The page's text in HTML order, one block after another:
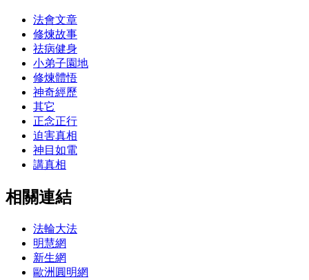
法會文章
修煉故事
祛病健身
小弟子園地
修煉體悟
神奇經歷
其它
正念正行
迫害真相
神目如電
講真相
相關連結
法輪大法
明慧網
新生網
歐洲圓明網